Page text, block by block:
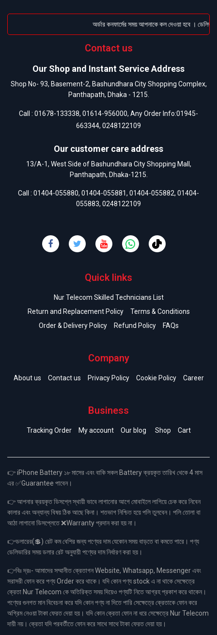
অর্ডার কনফার্মের সময় আপনাকে কল দেওয়া হবে ।
Contact us
Our Shop and Instant Service Address
Shop No- 93, Basement-2, Bashundhara City Shopping Complex,
Panthapath, Dhaka - 1215.
Call : 01678-133338, 01614-956000, Any Order Info:01945-
663344, 0248122109
Our customer care address
13/A-1, West Side of Bashundhara City Shopping Mall,
Panthapath, Dhaka-1215.
Call : 01404-055880, 01404-055881, 01404-055882, 01404-
055883, 0248122109
Quick links
Nur Telecom Skilled Technicians List
Return and Replacement Policy
Terms & Conditions
Order & Delivery Policy
Refund Policy FAQs
Company
About us Contact us Privacy Policy Cookie Policy Career
Business
Tracking Order My account Our blog Shop Cart
👉 iPhone Battery ১৮ মাসের এবং বাকি সকল Battery ক্রয়কৃত তারিখ থেকে 4 মাস
এর ✅Guarantee পাবেন।
👉 আপনার ক্রয়কৃত ডিসপ্লে স্থায়ী ভাবে লাগানোর আগে মোবাইলে লাগিয়ে চেক করে নিবেন
কালার এবং অন্যান্য বিষয় ঠিক আছে কিনা। শতভাগ নিশ্চিত হয়ে পলি তুলবেন। পলি তোলা বা
আঠা লাগানো ডিসপ্লেতে ❌Warranty প্রদান করা হয় না।
👉ডলারের(💲) রেট কম বেশির জন্য পণ্যের দাম যেকোন সময় বাড়তে বা কমতে পারে। পণ্য
ডেলিভারির সময় ডলার রেট অনুযায়ী পণ্যের দাম নির্ধারণ করা হয়।
👉বিঃ দ্রঃ- আমাদের সম্মানীত ক্রেতাগন Website, Whatsapp, Messenger এবং
সরাসরী ফোন করে পণ্য Order করে থাকে। যদি কোন পণ্য stock এ না থাকে সেক্ষেত্রে
ক্রেতা Nur Telecom কে অতিরিক্ত সময় দিয়েও পণ্যটি নিতে আগ্রহ প্রকাশ করে থাকেন।
পণ্যের গুনগত মান বিবেচনা করে যদি কোন পণ্য না দিতে পারি সেক্ষেত্রে ক্রেতাকে ফোন করে
অগ্রিম নেওয়া টাকা ফেরত দেয়া হয়। যদি কোন ক্রেতা ফোন না ধরে সেক্ষেত্রে Nur Telecom
দায়ী নয়। ক্রেতা যদি পরবর্তীতে ফোন করে সাথে সাথে টাকা ফেরত দেয়া হয়।